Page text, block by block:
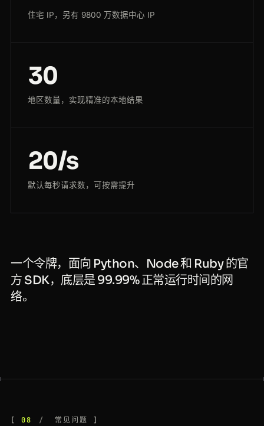
住宅 IP，另有 9800 万数据中心 IP
30
地区数量，实现精准的本地结果
20/s
默认每秒请求数，可按需提升
一个令牌，面向 Python、Node 和 Ruby 的官
方 SDK，底层是 99.99% 正常运行时间的网
络。
08 常见问题